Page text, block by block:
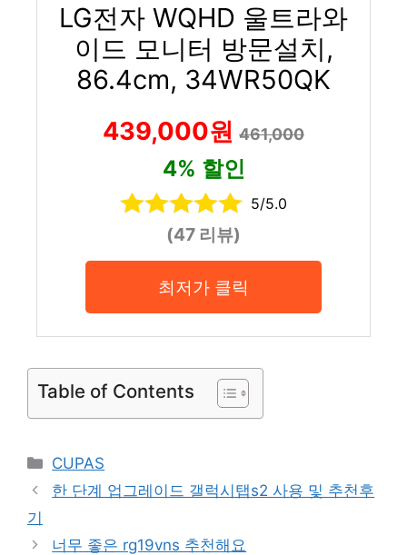
LG전자 WQHD 울트라와
이드 모니터 방문설치,
86.4cm, 34WR50QK
439,000원 461,000
4% 할인
5/5.0
(47 리뷰)
최저가 클릭
Table of Contents
Categories
CUPAS
한 단계 업그레이드 갤럭시탭s2 사용 및 추천후
기
너무 좋은 rg19vns 추천해요